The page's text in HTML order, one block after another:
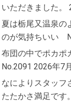
いただきました。
夏は栃尾又温泉の
のが気持ちいい
布団の中でポカポ
No.2091 2026年7
なによりスタッフ
たたかさ満足です